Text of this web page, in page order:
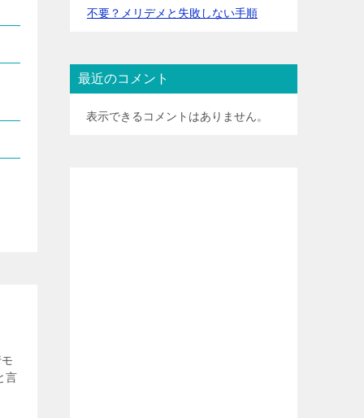
言
不要？メリデメと失敗しない手順
最近のコメント
表示できるコメントはありません。